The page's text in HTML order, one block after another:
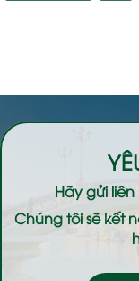
Hãy gửi
Chúng tôi sẽ kết